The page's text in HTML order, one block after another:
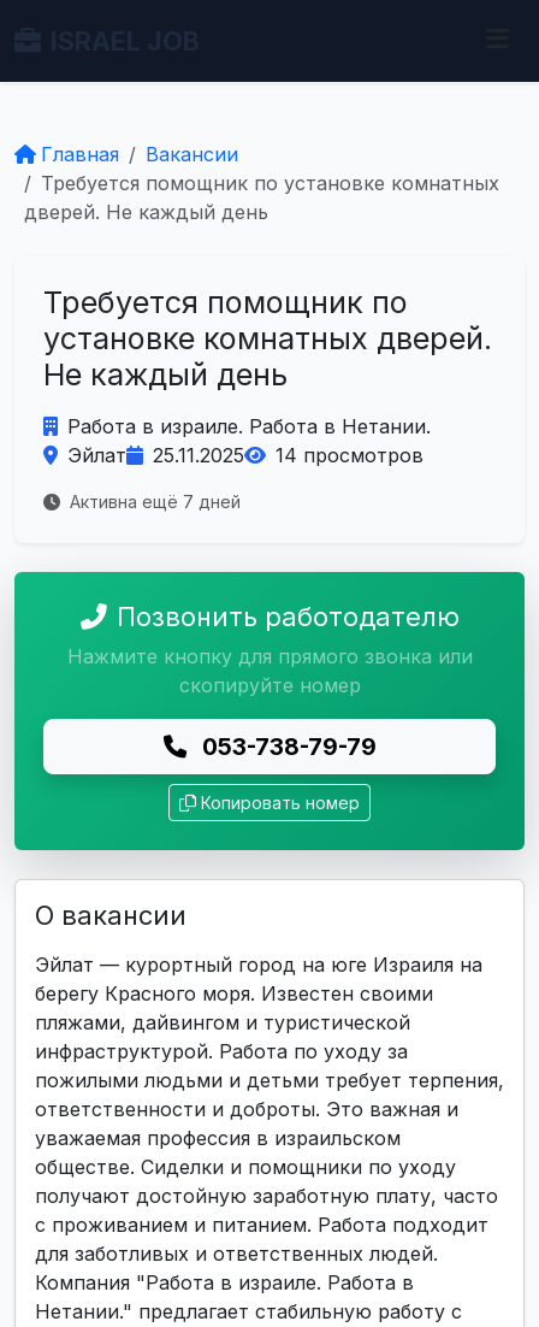
Главная
Вакансии
Требуется помощник по установке комнатных
дверей. Не каждый день
Требуется помощник по
установке комнатных дверей.
Не каждый день
Работа в израиле. Работа в Нетании.
Эйлат
25.11.2025 14 просмотров
Активна ещё 7 дней
Позвонить работодателю
Нажмите кнопку для прямого звонка или
скопируйте номер
053-738-79-79
Копировать номер
О вакансии
Эйлат — курортный город на юге Израиля на
берегу Красного моря. Известен своими
пляжами, дайвингом и туристической
инфраструктурой. Работа по уходу за
пожилыми людьми и детьми требует терпения,
ответственности и доброты. Это важная и
уважаемая профессия в израильском
обществе. Сиделки и помощники по уходу
получают достойную заработную плату, часто
с проживанием и питанием. Работа подходит
для заботливых и ответственных людей.
Компания "Работа в израиле. Работа в
Нетании." предлагает стабильную работу с